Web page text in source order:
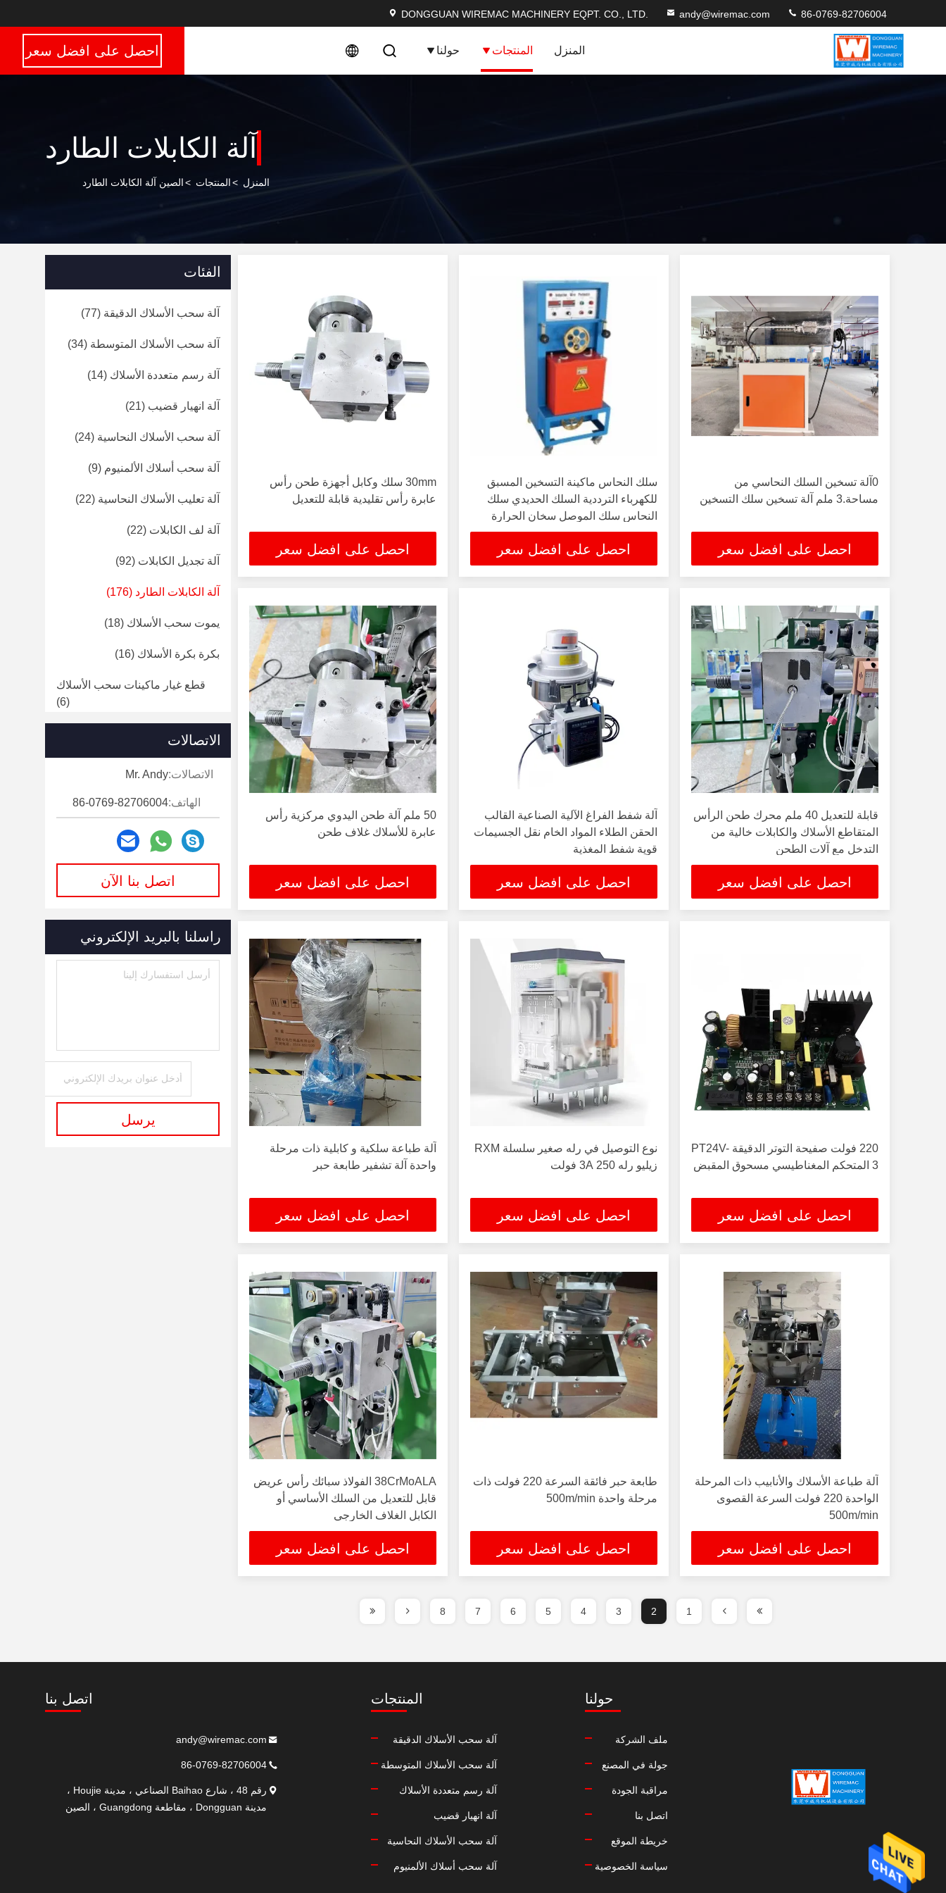
DONGGUAN WIREMAC MACHINERY EQPT. CO., LTD. andy@wiremac.com 86-0769-82706004
المنزل المنتجات حولنا احصل على افضل سعر
آلة الكابلات الطارد
المنزل >المنتجات >الصين آلة الكابلات الطارد
0آلة تسخين السلك النحاسي من
مساحة.3 ملم آلة تسخين سلك التسخين
احصل على افضل سعر
سلك النحاس ماكينة التسخين المسبق
للكهرباء الترددية السلك الحديدي سلك
النحاس سلك الموصل سخان الحرارة
النوع الحث
احصل على افضل سعر
30mm سلك وكابل أجهزة طحن رأس
عابرة رأس تقليدية قابلة للتعديل
احصل على افضل سعر
قابلة للتعديل 40 ملم محرك طحن الرأس
المتقاطع الأسلاك والكابلات خالية من
التدخل مع آلات الطحن
احصل على افضل سعر
آلة شفط الفراغ الآلية الصناعية القالب
الحقن الطلاء المواد الخام نقل الجسيمات
قوية شفط المغذية
احصل على افضل سعر
50 ملم آلة طحن اليدوي مركزية رأس
عابرة للأسلاك غلاف طحن
احصل على افضل سعر
220 فولت صفيحة التوتر الدقيقة PT24V-
3 المتحكم المغناطيسي مسحوق المقبض
احصل على افضل سعر
نوع التوصيل في رله صغير سلسلة RXM
زيليو رله 3A 250 فولت
احصل على افضل سعر
آلة طباعة سلكية و كابلية ذات مرحلة
واحدة آلة تشفير طابعة حبر
احصل على افضل سعر
آلة طباعة الأسلاك والأنابيب ذات المرحلة
الواحدة 220 فولت السرعة القصوى
500m/min
احصل على افضل سعر
طابعة حبر فائقة السرعة 220 فولت ذات
مرحلة واحدة 500m/min
احصل على افضل سعر
38CrMoALA الفولاذ سبائك رأس عريض
قابل للتعديل من السلك الأساسي أو
الكابل الغلاف الخارجي
احصل على افضل سعر
الفئات
آلة سحب الأسلاك الدقيقة (77)
آلة سحب الأسلاك المتوسطة (34)
آلة رسم متعددة الأسلاك (14)
آلة انهيار قضيب (21)
آلة سحب الأسلاك النحاسية (24)
آلة سحب أسلاك الألمنيوم (9)
آلة تعليب الأسلاك النحاسية (22)
آلة لف الكابلات (22)
آلة تجديل الكابلات (92)
آلة الكابلات الطارد (176)
يموت سحب الأسلاك (18)
بكرة بكرة الأسلاك (16)
قطع غيار ماكينات سحب الأسلاك
(6)
آلة صب قضبان النحاس
الاتصالات
الاتصالات:Mr. Andy
الهاتف:86-0769-82706004
اتصل بنا الآن
راسلنا بالبريد الإلكتروني
يرسل
1
2
3
4
5
6
7
8
حولنا
ملف الشركة
جولة في المصنع
مراقبة الجودة
اتصل بنا
خريطة الموقع
سياسة الخصوصية
المنتجات
آلة سحب الأسلاك الدقيقة
آلة سحب الأسلاك المتوسطة
آلة رسم متعددة الأسلاك
آلة انهيار قضيب
آلة سحب الأسلاك النحاسية
آلة سحب أسلاك الألمنيوم
اتصل بنا
andy@wiremac.com
86-0769-82706004
رقم 48 ، شارع Baihao الصناعي ، مدينة Houjie ،
مدينة Dongguan ، مقاطعة Guangdong ، الصين